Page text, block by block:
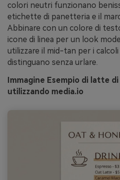
colori neutri funzionano
etichette di panetteria e il
Abbinare con un colore di
icone di linea per un look
utilizzare il mid-tan per i
distinguano senza urlare.
Immagine Esempio di latte
utilizzando media.io